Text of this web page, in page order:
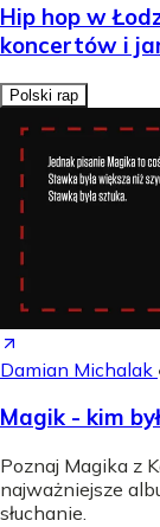
Hip hop w
koncertów i
Polski rap
Damian Michalak
Magik - kim
Poznaj Magika z
najważniejsze
słuchanie.